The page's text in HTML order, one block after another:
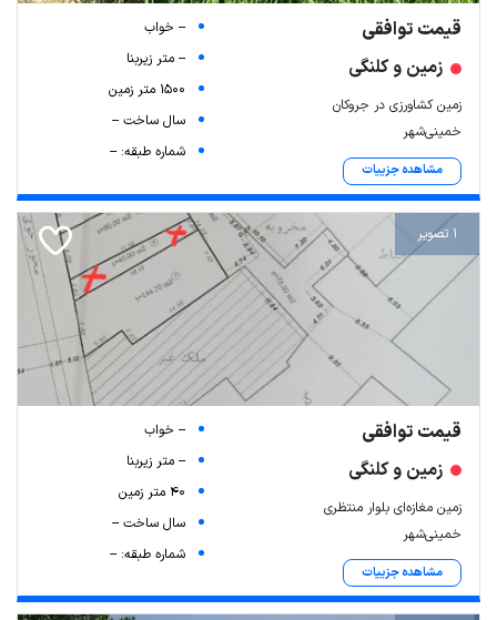
قیمت توافقی
زمین و کلنگی
زمین کشاورزی در جروکان
خمینی‌شهر
مشاهده جزییات
-- خواب
-- متر زیربنا
1500 متر زمین
سال ساخت --
شماره طبقه: --
1 تصویر
قیمت توافقی
زمین و کلنگی
زمین مغازه‌ای بلوار منتظری
خمینی‌شهر
مشاهده جزییات
-- خواب
-- متر زیربنا
40 متر زمین
سال ساخت --
شماره طبقه: --